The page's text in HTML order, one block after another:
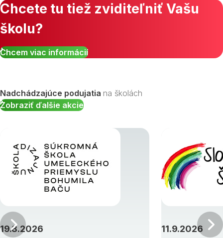
Chcete tu tiež zviditeľniť Vašu
školu?
Chcem viac informácií
Nadchádzajúce podujatia na školách
Zobraziť ďalšie akcie
19.8.2026 11.9.2026
Predchádzajúci